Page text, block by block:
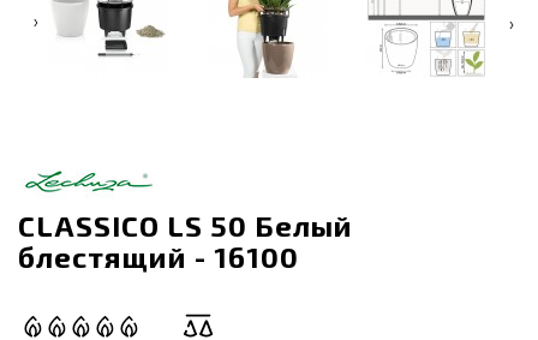
‹ ›
CLASSICO LS 50 Белый
блестящий - 16100